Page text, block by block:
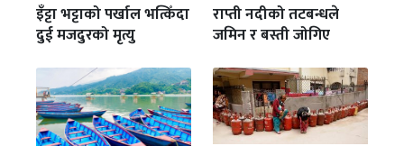
इँट्टा भट्टाको पर्खाल भत्किँदा
दुई मजदुरको मृत्यु
राप्ती नदीको तटबन्धले
जमिन र बस्ती जोगिए